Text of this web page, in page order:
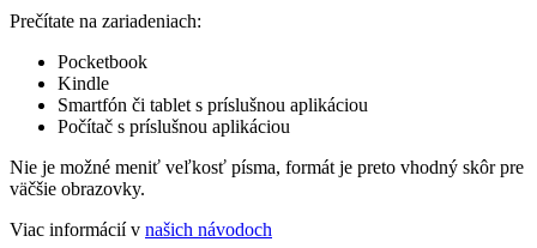
Prečítate na zariadeniach:
Pocketbook
Kindle
Smartfón či tablet s príslušnou aplikáciou
Počítač s príslušnou aplikáciou
Nie je možné meniť veľkosť písma, formát je preto vhodný skôr pre
väčšie obrazovky.
Viac informácií v našich návodoch